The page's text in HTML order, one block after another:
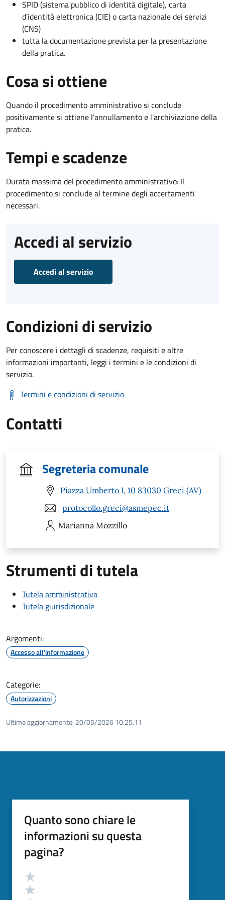
SPID (sistema pubblico di identità digitale), carta
d’identità elettronica (CIE) o carta nazionale dei servizi
(CNS)
tutta la documentazione prevista per la presentazione
della pratica.
Cosa si ottiene
Quando il procedimento amministrativo si conclude
positivamente si ottiene l'annullamento e l'archiviazione della
pratica.
Tempi e scadenze
Durata massima del procedimento amministrativo: Il
procedimento si conclude al termine degli accertamenti
necessari.
Accedi al servizio
Accedi al servizio
Condizioni di servizio
Per conoscere i dettagli di scadenze, requisiti e altre
informazioni importanti, leggi i termini e le condizioni di
servizio.
Termini e condizioni di servizio
Contatti
Segreteria comunale
Piazza Umberto I, 10 83030 Greci (AV)
protocollo.greci@asmepec.it
Marianna Mozzillo
Strumenti di tutela
Tutela amministrativa
Tutela giurisdizionale
Argomenti:
Accesso all'informazione
Categorie:
Autorizzazioni
Ultimo aggiornamento: 20/05/2026 10:25.11
Quanto sono chiare le
informazioni su questa
pagina?
Valutazione